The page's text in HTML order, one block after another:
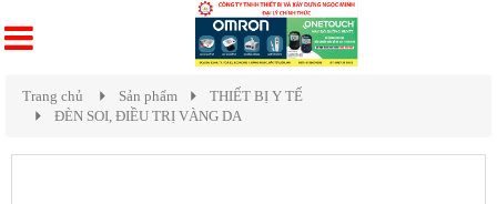
Trang chủ Sản phẩm
THIẾT BỊ Y TẾ
ĐÈN SOI, ĐIỀU TRỊ VÀNG DA